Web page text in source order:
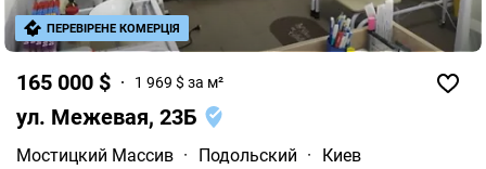
165 000 $ 1 969 $ за м²
ул. Межевая, 23Б
Мостицкий Массив · Подольский · Киев
ПЕРЕВІРЕНЕ КОМЕРЦІЯ